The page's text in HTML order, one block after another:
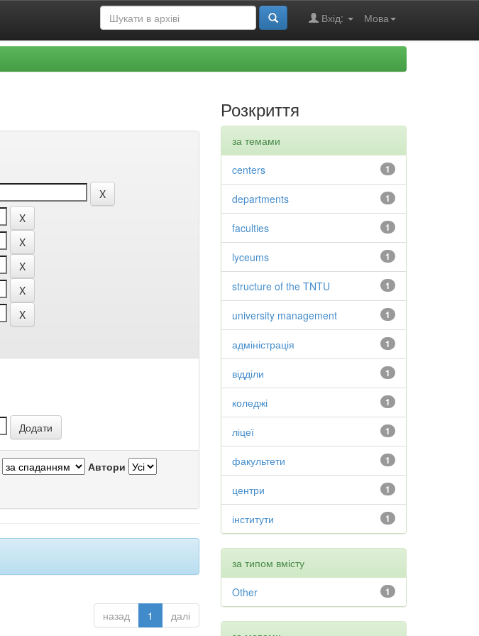
Мова
Вхід:
Автори
назад 1 далі
Розкриття
за темами
1
centers
1
departments
1
faculties
1
lyceums
1
structure of the TNTU
1
university management
1
адміністрація
1
відділи
1
коледжі
1
ліцеї
1
факультети
1
центри
1
інститути
за типом вмісту
1
Other